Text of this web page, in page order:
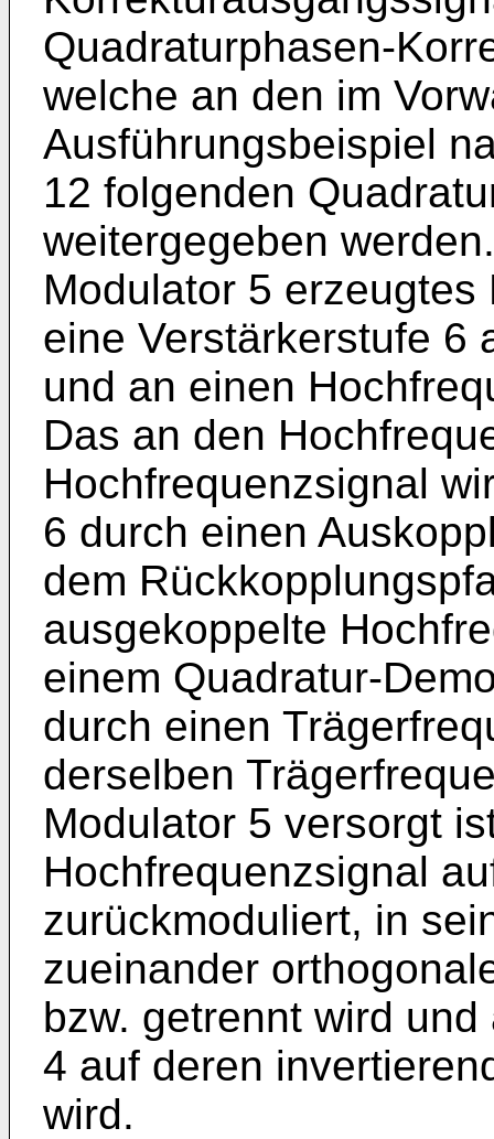
Quadraturphasen-
welche an den im
Ausführungsbeispiel
12 folgenden
weitergegeben
Modulator 5
eine Verstärkerstufe 6
und an einen
Das an den
Hochfrequenzsignal
6 durch einen
dem
ausgekoppelte
einem Quadratur-
durch einen
derselben
Modulator 5 versorgt
Hochfrequenzsignal
zurückmoduliert, in
zueinander
bzw. getrennt wird
4 auf deren
wird.